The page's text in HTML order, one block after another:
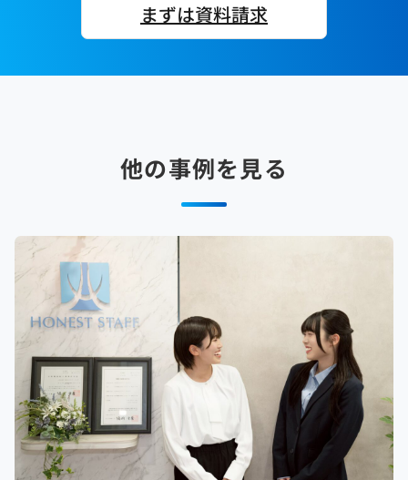
まずは資料請求
他の事例を見る